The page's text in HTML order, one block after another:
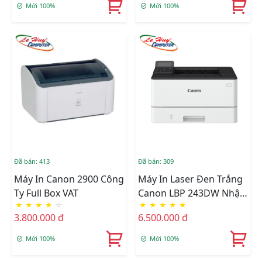
Mới 100% Mới 100%
Đã bán: 413
Máy In Canon 2900 Công
Ty Full Box VAT
★ ★ ★ ★ ☆
3.800.000 đ
Mới 100%
Đã bán: 309
Máy In Laser Đen Trắng
Canon LBP 243DW Nhập
Khẩu
★ ★ ★ ★ ★
6.500.000 đ
Mới 100%